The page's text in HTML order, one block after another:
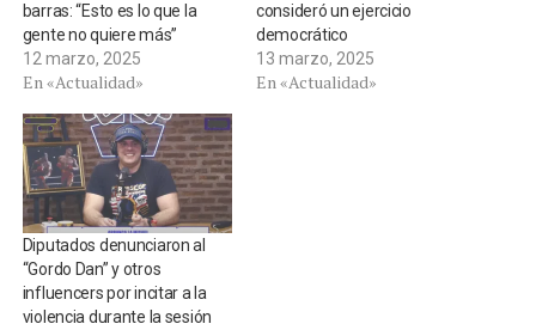
barras: “Esto es lo que la
gente no quiere más”
12 marzo, 2025
En «Actualidad»
consideró un ejercicio
democrático
13 marzo, 2025
En «Actualidad»
Diputados denunciaron al
“Gordo Dan” y otros
influencers por incitar a la
violencia durante la sesión